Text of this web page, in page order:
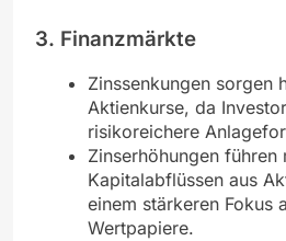
3. Finanzmärkte
Zinssenkungen sorgen
Aktienkurse, da
risikoreichere
Zinserhöhungen führen
Kapitalabflüssen aus
einem stärkeren Fokus
Wertpapiere.